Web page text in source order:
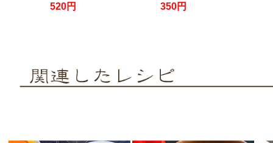
520円
350円